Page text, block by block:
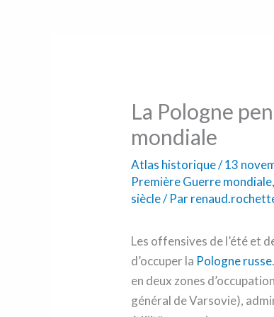
La Pologne
mondiale
Atlas historique/13
Première Guerre mondiale,
siècle/ Par
Les offensives de l’été et
d’occuper la Pologne russe
en deux zones
général de Varsovie),